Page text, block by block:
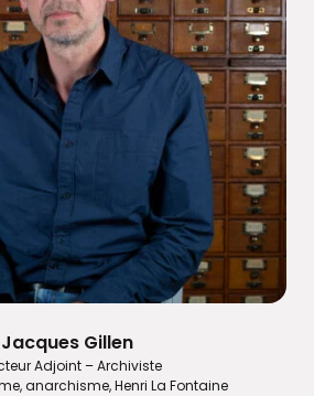
Jacques Gillen
Adjoint – Archiviste
anarchisme, Henri La Fontaine